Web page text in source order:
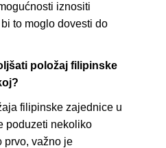
iznositi
to moglo dovesti do
položaj filipinske
filipinske zajednice u
poduzeti nekoliko
prvo, važno je